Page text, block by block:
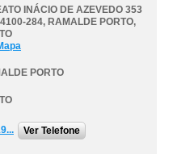
INÁCIO DE AZEVEDO 353
284, RAMALDE PORTO,
PORTO
Ver Telefone